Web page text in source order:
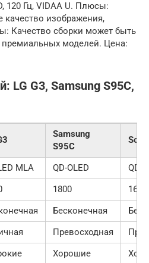
120 Гц, VIDAA U. Плюсы:
качество изображения,
Качество сборки может быть
моделей. Цена:
LG G3, Samsung S95C,
Samsung
S95C
MLA QD-OLED
QD-
1800
1600
Бесконечная
Превосходная
Хорошие